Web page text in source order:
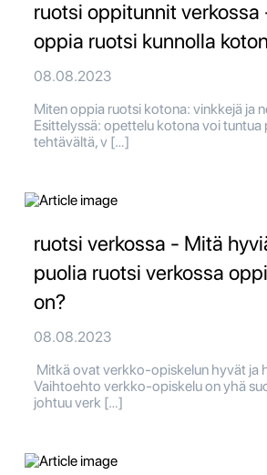
ruotsi oppitunnit verkossa
oppia ruotsi kunnolla
08.08.2023
Miten oppia ruotsi kotona: vinkkejä ja
Esittelyssä: opettelu kotona voi tuntua
tehtävältä, v […]
ruotsi verkossa - Mitä
puolia ruotsi verkossa
on?
08.08.2023
Mitkä ovat verkko-opiskelun hyvät ja
Vaihtoehto verkko-opiskelu on yhä
johtuu verk […]